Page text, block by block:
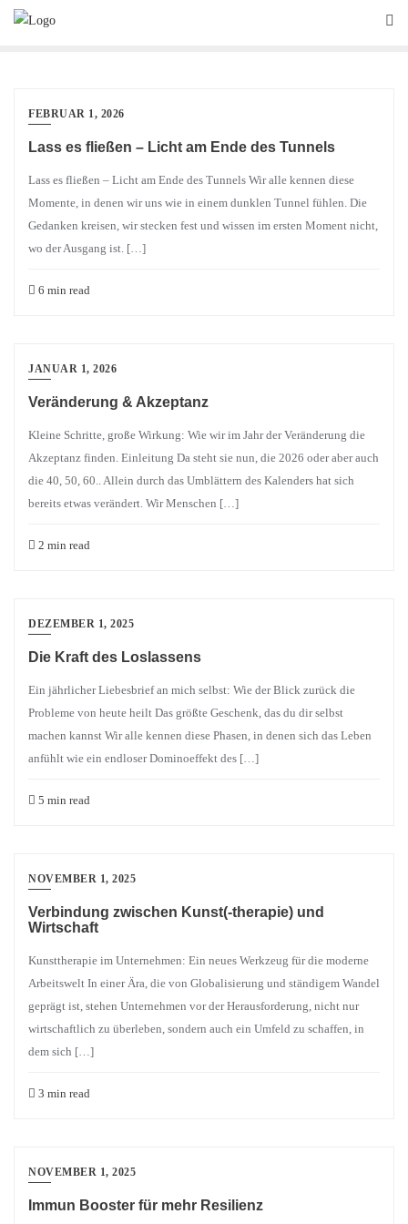
Skip
FEBRUAR 1, 2026
Lass es fließen – Licht am Ende des Tunnels
Lass es fließen – Licht am Ende des Tunnels Wir alle kennen diese
Momente, in denen wir uns wie in einem dunklen Tunnel fühlen. Die
Gedanken kreisen, wir stecken fest und wissen im ersten Moment nicht,
wo der Ausgang ist. […]
6 min read
JANUAR 1, 2026
Veränderung & Akzeptanz
Kleine Schritte, große Wirkung: Wie wir im Jahr der Veränderung die
Akzeptanz finden. Einleitung Da steht sie nun, die 2026 oder aber auch
die 40, 50, 60.. Allein durch das Umblättern des Kalenders hat sich
bereits etwas verändert. Wir Menschen […]
2 min read
DEZEMBER 1, 2025
Die Kraft des Loslassens
Ein jährlicher Liebesbrief an mich selbst: Wie der Blick zurück die
Probleme von heute heilt Das größte Geschenk, das du dir selbst
machen kannst Wir alle kennen diese Phasen, in denen sich das Leben
anfühlt wie ein endloser Dominoeffekt des […]
5 min read
NOVEMBER 1, 2025
Verbindung zwischen Kunst(-therapie) und
Wirtschaft
Kunsttherapie im Unternehmen: Ein neues Werkzeug für die moderne
Arbeitswelt In einer Ära, die von Globalisierung und ständigem Wandel
geprägt ist, stehen Unternehmen vor der Herausforderung, nicht nur
wirtschaftlich zu überleben, sondern auch ein Umfeld zu schaffen, in
dem sich […]
3 min read
NOVEMBER 1, 2025
Immun Booster für mehr Resilienz